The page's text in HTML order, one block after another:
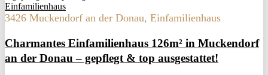
3426 Muckendorf an der Donau, Einfamilienhaus
Charmantes Einfamilienhaus 126m² in Muckendorf
an der Donau – gepflegt & top ausgestattet!